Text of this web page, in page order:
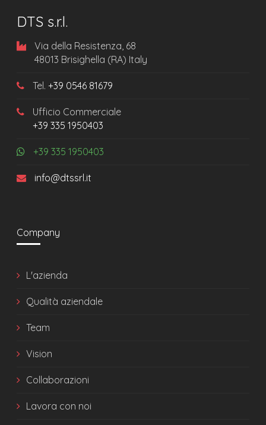
DTS s.r.l.
Via della Resistenza, 68
48013 Brisighella (RA) Italy
Tel.+39 0546 81679
Ufficio Commerciale
+39 335 1950403
+39 335 1950403
info@dtssrl.it
Company
L'azienda
Qualità aziendale
Team
Vision
Collaborazioni
Lavora con noi